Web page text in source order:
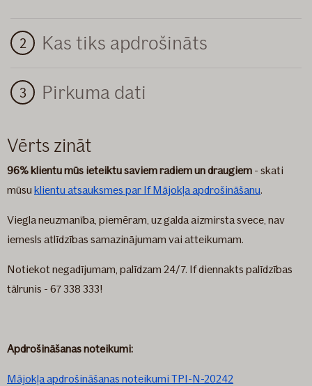
Kas tiks apdrošināts
Pirkuma dati
Vērts zināt
96% klientu mūs ieteiktu saviem radiem un draugiem - skati
mūsu klientu atsauksmes par If Mājokļa apdrošināšanu.
Viegla neuzmanība, piemēram, uz galda aizmirsta svece, nav
iemesls atlīdzības samazinājumam vai atteikumam.
Notiekot negadījumam, palīdzam 24/7. If diennakts palīdzības
tālrunis - 67 338 333!
Apdrošināšanas noteikumi:
Mājokļa apdrošināšanas noteikumi TPI-N-20242